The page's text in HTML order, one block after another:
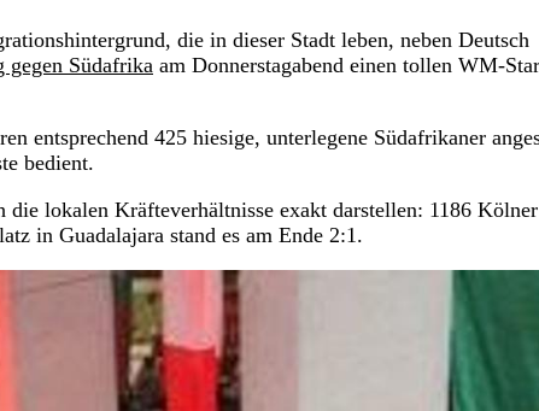
die in dieser Stadt leben, neben Deutsch
gegen Südafrika am Donnerstagabend einen tollen WM-
entsprechend 425 hiesige, unterlegene Südafrikaner
bedient.
die lokalen Kräfteverhältnisse exakt darstellen: 1186 Kölner
in Guadalajara stand es am Ende 2:1.